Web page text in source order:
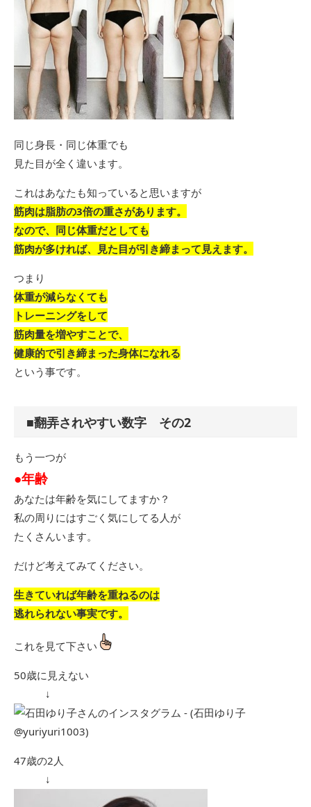
同じ身長・同じ体重でも
見た目が全く違います。
これはあなたも知っていると思いますが
筋肉は脂肪の3倍の重さがあります。
なので、同じ体重だとしても
筋肉が多ければ、見た目が引き締まって見えます。
つまり
体重が減らなくても
トレーニングをして
筋肉量を増やすことで、
健康的で引き締まった身体になれる
という事です。
■翻弄されやすい数字 その2
もう一つが
●年齢
あなたは年齢を気にしてますか？
私の周りにはすごく気にしてる人が
たくさんいます。
だけど考えてみてください。
生きていれば年齢を重ねるのは
逃れられない事実です。
これを見て下さい
50歳に見えない
↓
47歳の2人
↓